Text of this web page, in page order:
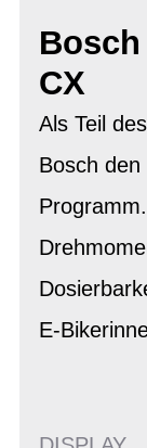
CX
Als Teil
Bosch
E-